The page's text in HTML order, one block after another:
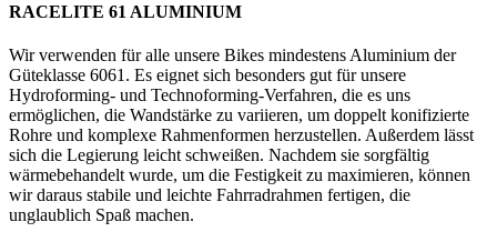
RACELITE 61 ALUMINIUM
Wir verwenden für alle unsere Bikes mindestens Aluminium der
Güteklasse 6061. Es eignet sich besonders gut für unsere
Hydroforming- und Technoforming-Verfahren, die es uns
ermöglichen, die Wandstärke zu variieren, um doppelt konifizierte
Rohre und komplexe Rahmenformen herzustellen. Außerdem lässt
sich die Legierung leicht schweißen. Nachdem sie sorgfältig
wärmebehandelt wurde, um die Festigkeit zu maximieren, können
wir daraus stabile und leichte Fahrradrahmen fertigen, die
unglaublich Spaß machen.